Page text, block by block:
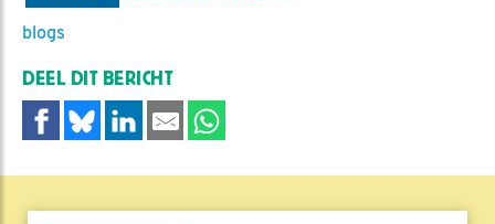
blogs
DEEL DIT BERICHT